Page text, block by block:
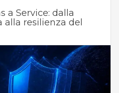
a Service: dalla
resilienza del